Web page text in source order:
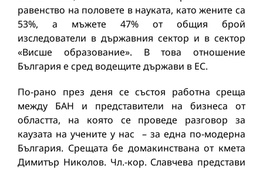
равенство на половете в науката, като жените са
53%, а мъжете 47% от общия брой
изследователи в държавния сектор и в сектор
«Висше образование». В това отношение
България е сред водещите държави в ЕС.
По-рано през деня се състоя работна среща
между БАН и представители на бизнеса от
областта, на която се проведе разговор за
каузата на учените у нас – за една по-модерна
България. Срещата бе домакинствана от кмета
Димитър Николов. Чл.-кор. Славчева представи